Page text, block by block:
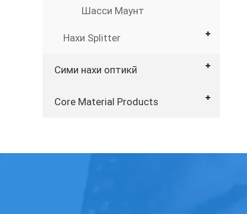
Шасси Маунт
Нахи Splitter
Сими нахи оптикӣ
Core Material Products